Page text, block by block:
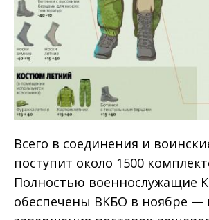
Всего в соединения и
поступит около 1500
Полностью военнослужащие
обеспечены ВКБО в ноябре —